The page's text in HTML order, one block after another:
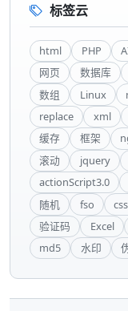
标签云
html PHP
网页
数据库
数组
Linux
replace
xml
缓存
框架
滚动
jquery
actionScript3.0
随机
fso
验证码
Excel
md5
水印